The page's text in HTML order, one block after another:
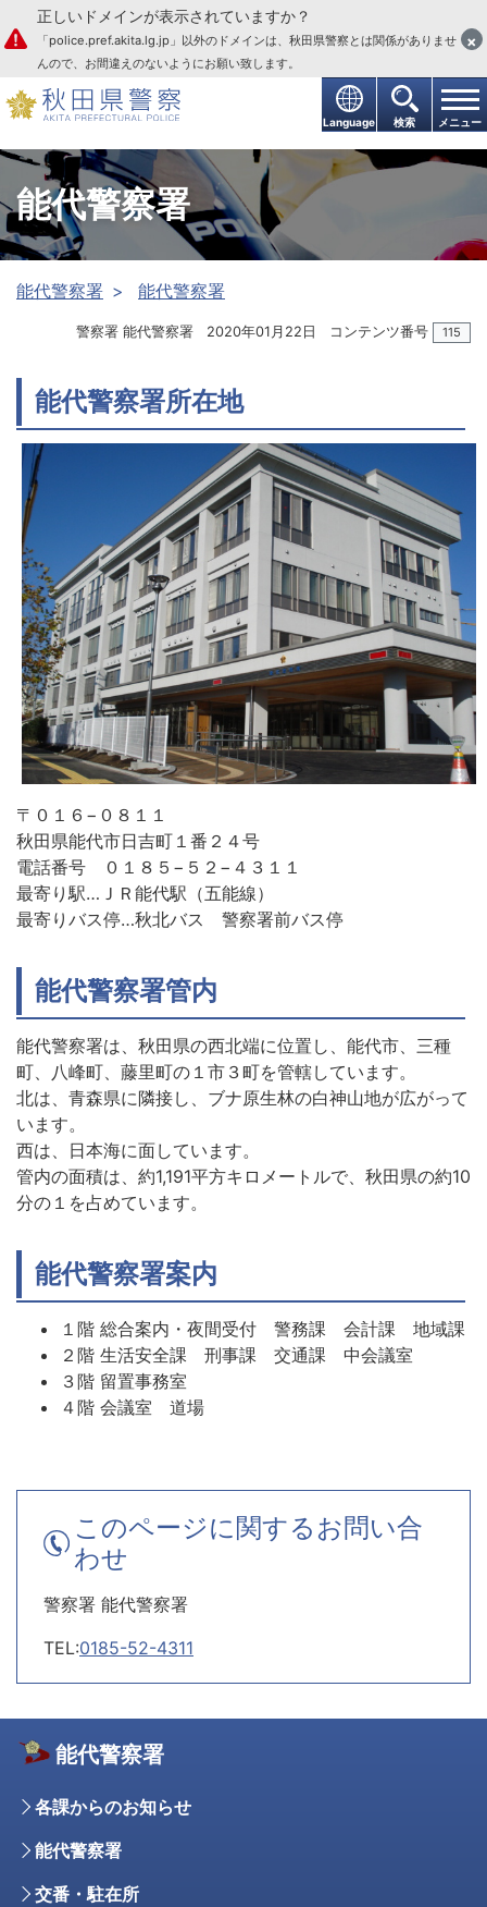
本文へ
Language 検索 メニュー
正しいドメインが表示されていますか？
「police.pref.akita.lg.jp」以外のドメインは、秋田県警察とは関係がありませ
んので、お間違えのないようにお願い致します。
×
能代警察署
能代警察署 能代警察署
警察署 能代警察署 2020年01月22日 コンテンツ番号 115
能代警察署所在地
〒０１６−０８１１
秋田県能代市日吉町１番２４号
電話番号 ０１８５−５２−４３１１
最寄り駅…ＪＲ能代駅（五能線）
最寄りバス停…秋北バス 警察署前バス停
能代警察署管内
能代警察署は、秋田県の西北端に位置し、能代市、三種
町、八峰町、藤里町の１市３町を管轄しています。
北は、青森県に隣接し、ブナ原生林の白神山地が広がって
います。
西は、日本海に面しています。
管内の面積は、約1,191平方キロメートルで、秋田県の約10
分の１を占めています。
能代警察署案内
１階 総合案内・夜間受付 警務課 会計課 地域課
２階 生活安全課 刑事課 交通課 中会議室
３階 留置事務室
４階 会議室 道場
このページに関するお問い合
わせ
警察署 能代警察署
TEL:0185-52-4311
能代警察署
各課からのお知らせ
能代警察署
交番・駐在所